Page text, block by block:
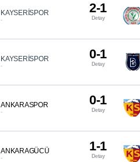
KAYSERİSPOR
-
2-1
Detay
KAYSERİSPOR
-
0-1
Detay
ANKARASPOR
-
0-1
Detay
ANKARAGÜCÜ
-
1-1
Detay